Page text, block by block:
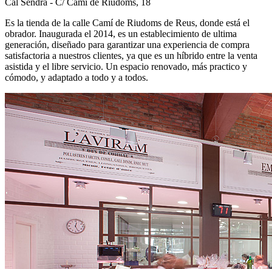
Cal Sendra - C/ Camí de Riudoms, 18
Es la tienda de la calle Camí de Riudoms de Reus, donde está el
obrador. Inaugurada el 2014, es un establecimiento de ultima
generación, diseñado para garantizar una experiencia de compra
satisfactoria a nuestros clientes, ya que es un híbrido entre la venta
asistida y el libre servicio. Un espacio renovado, más practico y
cómodo, y adaptado a todo y a todos.